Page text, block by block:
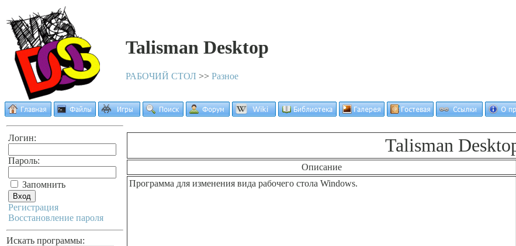
Talisman Desktop
РАБОЧИЙ СТОЛ >> Разное
Логин:
Пароль:
Запомнить
Регистрация
Восстановление пароля
Искать программы:
Talisman
Описание
Программа для изменения вида рабочего стола Windows.